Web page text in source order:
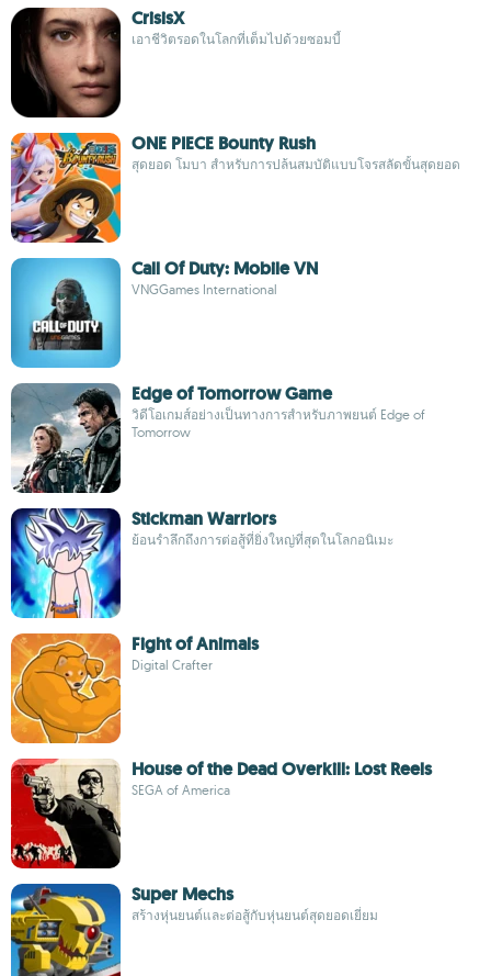
CrisisX
เอาชีวิตรอดในโลกที่เต็มไปด้วยซอมบี้
ONE PIECE Bounty Rush
สุดยอด โมบา สำหรับการปล้นสมบัติแบบโจรสลัดขั้นสุดยอด
Call Of Duty: Mobile VN
VNGGames International
Edge of Tomorrow Game
วิดีโอเกมส์อย่างเป็นทางการสำหรับภาพยนต์ Edge of
Tomorrow
Stickman Warriors
ย้อนรำลึกถึงการต่อสู้ที่ยิ่งใหญ่ที่สุดในโลกอนิเมะ
Fight of Animals
Digital Crafter
House of the Dead Overkill: Lost Reels
SEGA of America
Super Mechs
สร้างหุ่นยนต์และต่อสู้กับหุ่นยนต์สุดยอดเยี่ยม